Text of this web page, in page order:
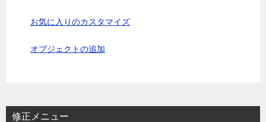
お気に入りのカスタマイズ
オブジェクトの追加
修正メニュー